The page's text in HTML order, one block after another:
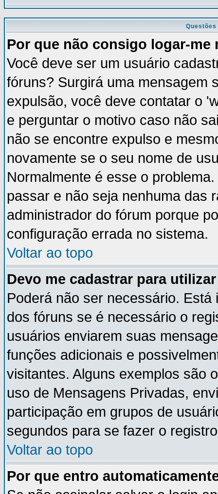
Por que não consigo logar-me
Você deve ser um usuário
fóruns? Surgirá uma mensagem
expulsão, você deve contatar o
e perguntar o motivo caso não
não se encontre expulso e
novamente se o seu nome de
Normalmente é esse o
passar e não seja nenhuma das
administrador do fórum porque
configuração errada no sistema.
Voltar ao topo
Devo me cadastrar para
Poderá não ser necessário.
dos fóruns se é necessário o
usuários enviarem suas
funções adicionais e
visitantes. Alguns exemplos são
uso de Mensagens Privadas,
participação em grupos de
segundos para se fazer o
Voltar ao topo
Por que entro